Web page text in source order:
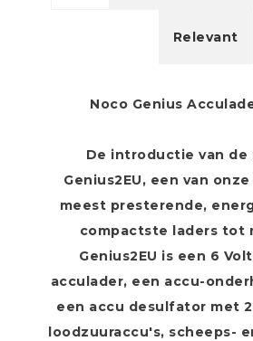
Relevant
Noco Genius
De introductie van de
Genius2EU, een van
meest presterende,
compactste laders tot
Genius2EU is een 6
acculader, een accu-
een accu desulfator met
loodzuuraccu's, scheeps-